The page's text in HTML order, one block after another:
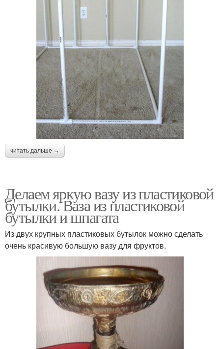
читать дальше →
Делаем яркую вазу из пластиковой
бутылки. Ваза из пластиковой
бутылки и шпагата
Из двух крупных пластиковых бутылок можно сделать
очень красивую большую вазу для фруктов.